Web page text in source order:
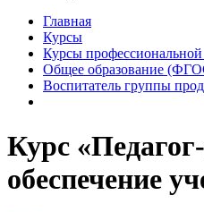
Главная
Курсы
Курсы профессиональной
Общее образование
Воспитатель группы
Курс
обеспечение